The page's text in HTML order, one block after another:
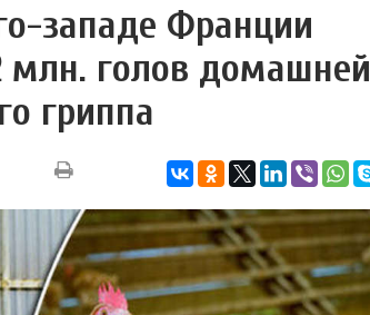
западе Франции
млн. голов домашней
гриппа